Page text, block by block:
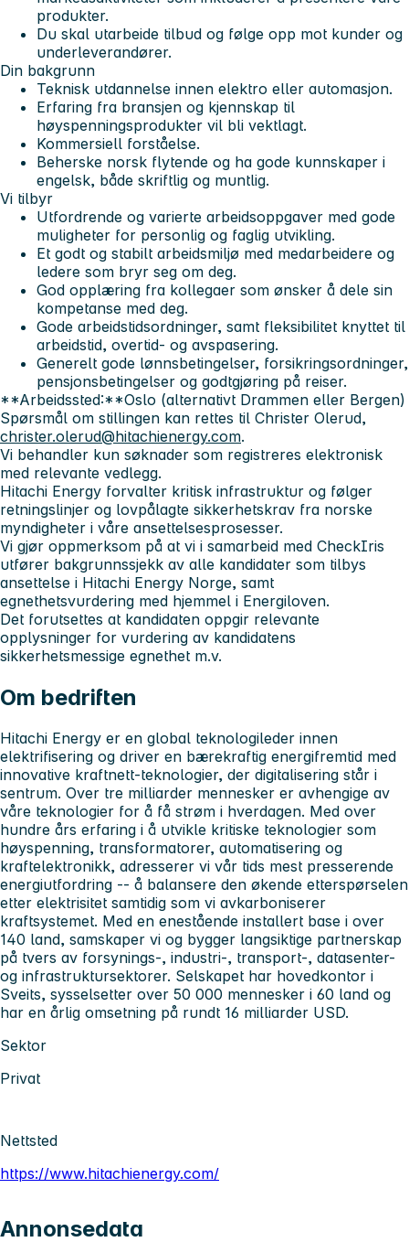
produkter.
Du skal utarbeide tilbud og følge opp mot kunder og
underleverandører.
Din bakgrunn
Teknisk utdannelse innen elektro eller automasjon.
Erfaring fra bransjen og kjennskap til
høyspenningsprodukter vil bli vektlagt.
Kommersiell forståelse.
Beherske norsk flytende og ha gode kunnskaper i
engelsk, både skriftlig og muntlig.
Vi tilbyr
Utfordrende og varierte arbeidsoppgaver med gode
muligheter for personlig og faglig utvikling.
Et godt og stabilt arbeidsmiljø med medarbeidere og
ledere som bryr seg om deg.
God opplæring fra kollegaer som ønsker å dele sin
kompetanse med deg.
Gode arbeidstidsordninger, samt fleksibilitet knyttet til
arbeidstid, overtid- og avspasering.
Generelt gode lønnsbetingelser, forsikringsordninger,
pensjonsbetingelser og godtgjøring på reiser.
**Arbeidssted:**Oslo (alternativt Drammen eller Bergen)
Spørsmål om stillingen kan rettes til Christer Olerud,
christer.olerud@hitachienergy.com.
Vi behandler kun søknader som registreres elektronisk
med relevante vedlegg.
Hitachi Energy forvalter kritisk infrastruktur og følger
retningslinjer og lovpålagte sikkerhetskrav fra norske
myndigheter i våre ansettelsesprosesser.
Vi gjør oppmerksom på at vi i samarbeid med CheckIris
utfører bakgrunnssjekk av alle kandidater som tilbys
ansettelse i Hitachi Energy Norge, samt
egnethetsvurdering med hjemmel i Energiloven.
Det forutsettes at kandidaten oppgir relevante
opplysninger for vurdering av kandidatens
sikkerhetsmessige egnethet m.v.
Om bedriften
Hitachi Energy er en global teknologileder innen
elektrifisering og driver en bærekraftig energifremtid med
innovative kraftnett-teknologier, der digitalisering står i
sentrum. Over tre milliarder mennesker er avhengige av
våre teknologier for å få strøm i hverdagen. Med over
hundre års erfaring i å utvikle kritiske teknologier som
høyspenning, transformatorer, automatisering og
kraftelektronikk, adresserer vi vår tids mest presserende
energiutfordring -- å balansere den økende etterspørselen
etter elektrisitet samtidig som vi avkarboniserer
kraftsystemet. Med en enestående installert base i over
140 land, samskaper vi og bygger langsiktige partnerskap
på tvers av forsynings-, industri-, transport-, datasenter-
og infrastruktursektorer. Selskapet har hovedkontor i
Sveits, sysselsetter over 50 000 mennesker i 60 land og
har en årlig omsetning på rundt 16 milliarder USD.
Sektor
Privat
Nettsted
https://www.hitachienergy.com/
Annonsedata